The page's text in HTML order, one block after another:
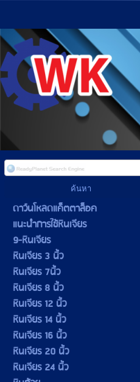
ดาว์นโหลดแค็ตตาล็อค
แนะนำการใช้หินเจียร
9-หินเจียร
หินเจียร 3 นิ้ว
หินเจียร 7นิ้ว
หินเจียร 8 นิ้ว
หินเจียร 12 นิ้ว
หินเจียร 14 นิ้ว
หินเจียร 16 นิ้ว
หินเจียร 20 นิ้ว
หินเจียร 24 นิ้ว